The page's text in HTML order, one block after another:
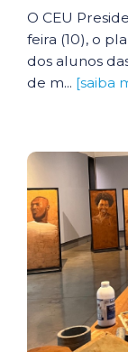
O CEU
feira (10), o
dos alunos
de m... [saiba